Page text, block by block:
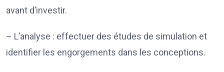
avant d’investir.
– L’analyse : effectuer des études de simulation et
identifier les engorgements dans les conceptions.